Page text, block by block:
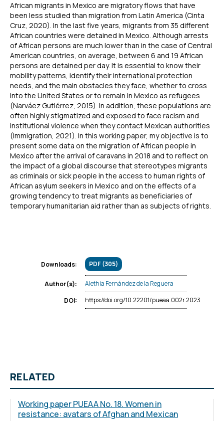
African migrants in Mexico are migratory flows that have
been less studied than migration from Latin America (Cinta
Cruz, 2020). In the last five years, migrants from 35 different
African countries were detained in Mexico. Although arrests
of African persons are much lower than in the case of Central
American countries, on average, between 6 and 19 African
persons are detained per day. It is essential to know their
mobility patterns, identify their international protection
needs, and the main obstacles they face, whether to cross
into the United States or to remain in Mexico as refugees
(Narváez Gutiérrez, 2015). In addition, these populations are
often highly stigmatized and exposed to face racism and
institutional violence when they contact Mexican authorities
(Immigration, 2021). In this working paper, my objective is to
present some data on the migration of African people in
Mexico after the arrival of caravans in 2018 and to reflect on
the impact of a global discourse that stereotypes migrants
as criminals or sick people in the access to human rights of
African asylum seekers in Mexico and on the effects of a
growing tendency to treat migrants as beneficiaries of
temporary humanitarian aid rather than as subjects of rights.
Downloads: PDF (305)
Author(s):
Alethia Fernández de la Reguera
DOI:
https://doi.org/10.22201/pueaa.002r.2023
RELATED
Working paper PUEAA No. 18. Women in
resistance: avatars of Afghan and Mexican